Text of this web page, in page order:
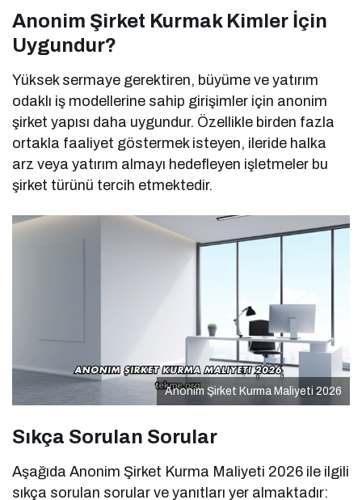
Anonim Şirket Kurmak Kimler İçin
Uygundur?
Yüksek sermaye gerektiren, büyüme ve yatırım
odaklı iş modellerine sahip girişimler için anonim
şirket yapısı daha uygundur. Özellikle birden fazla
ortakla faaliyet göstermek isteyen, ileride halka
arz veya yatırım almayı hedefleyen işletmeler bu
şirket türünü tercih etmektedir.
Anonim Şirket Kurma Maliyeti 2026
Sıkça Sorulan Sorular
Aşağıda Anonim Şirket Kurma Maliyeti 2026 ile ilgili
sıkça sorulan sorular ve yanıtları yer almaktadır: